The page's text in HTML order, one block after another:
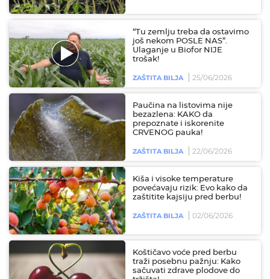
“Tu zemlju treba da ostavimo
još nekom POSLE NAS”.
Ulaganje u Biofor NIJE
trošak!
ZAŠTITA BILJA 25/06/2026
Paučina na listovima nije
bezazlena: KAKO da
prepoznate i iskorenite
CRVENOG pauka!
ZAŠTITA BILJA 22/06/2026
Kiša i visoke temperature
povećavaju rizik: Evo kako da
zaštitite kajsiju pred berbu!
ZAŠTITA BILJA 02/06/2026
Koštičavo voće pred berbu
traži posebnu pažnju: Kako
sačuvati zdrave plodove do